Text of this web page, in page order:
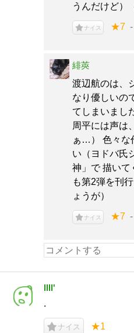
うんだけど）
ナイス ★7
緋莢
渡辺航のは、
なり優しいの
てしまいまし
周平には声は
ぁ…） 色々な
い（ヨドバ氏
神」で 描いて
も第2弾を刊
ょうが）
ナイス ★7
llll'
.
ナイス ★1